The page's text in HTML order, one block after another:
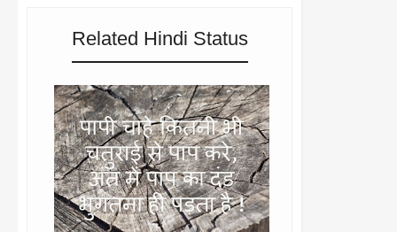
Related Hindi Status